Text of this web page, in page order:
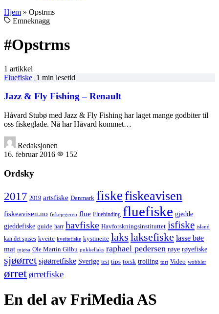
Hjem » Opstrms
Emneknagg
#Opstrms
1 artikkel
Fluefiske 1 min lesetid
Jazz & Fly Fishing – Renault
Håvard Stubø med Jazz & Fly Fishing har laget mange godbiter til
oss fiskeglade. Nå har Håvard kommet…
Redaksjonen
16. februar 2016
152
Ordsky
2017 2019 artsfiske Danmark fiskefiskeavisen
fiskeavisen.no fiskejegeren flue Fluebinding fluefiske gjedde
gjeddefiske guide harr havfiske Havforskningsinstituttet isfiske island
kan det spises kveite kveitefiske kystmeite laks laksefiske lasse bøe
mat mjøsa Ole Martin Gilbu pukkellaks raphael pedersen røye røyefiske
sjøørret sjøørretfiske Sverige test tips torsk trolling tørt Video wobbler
ørretørretfiske
En del av FriMedia AS